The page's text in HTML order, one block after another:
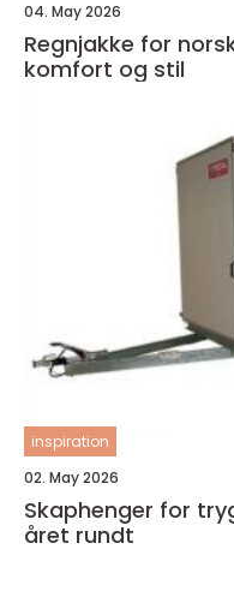
04. May 2026
Regnjakke for
komfort og stil
inspiration
02. May 2026
Skaphenger for
året rundt